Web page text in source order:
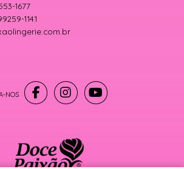
1677
1141